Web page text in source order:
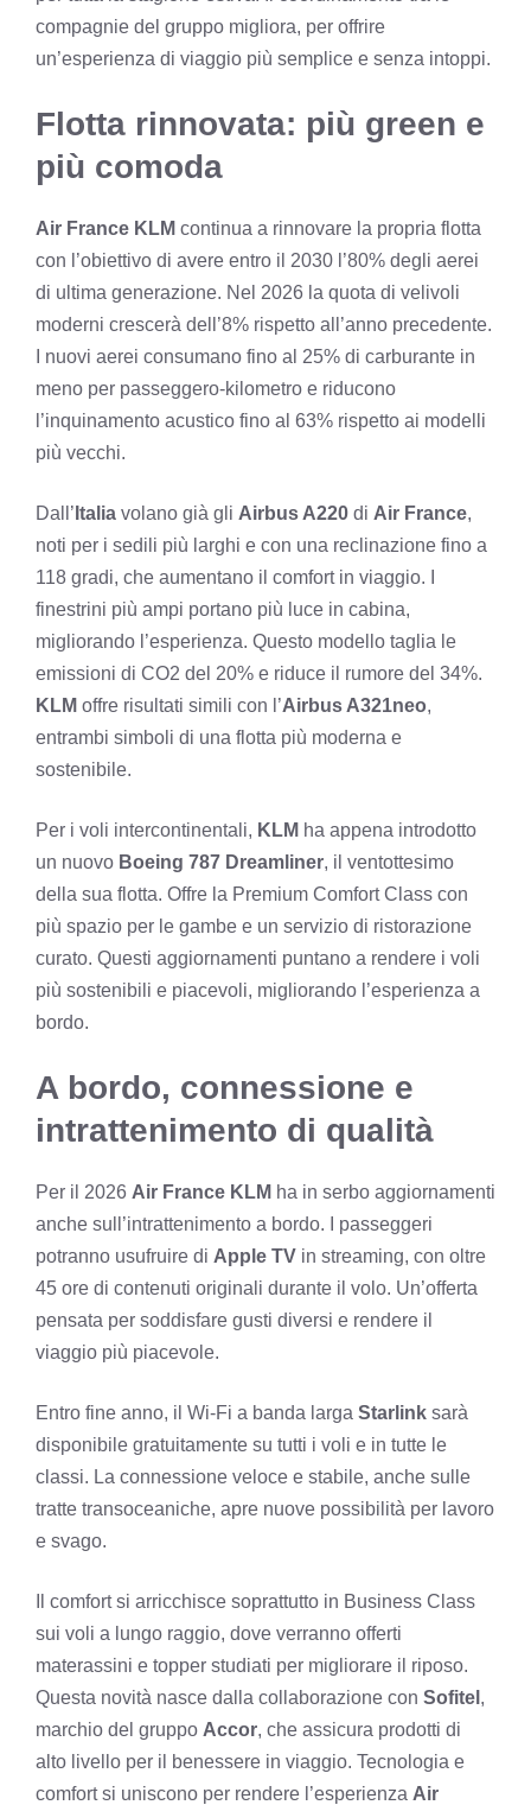
compagnie del gruppo migliora, per offrire
un’esperienza di viaggio più semplice e senza intoppi.
Flotta rinnovata: più green e
più comoda
Air France KLM continua a rinnovare la propria flotta
con l’obiettivo di avere entro il 2030 l’80% degli aerei
di ultima generazione. Nel 2026 la quota di velivoli
moderni crescerà dell’8% rispetto all’anno precedente.
I nuovi aerei consumano fino al 25% di carburante in
meno per passeggero-kilometro e riducono
l’inquinamento acustico fino al 63% rispetto ai modelli
più vecchi.
Dall’ Italia volano già gli Airbus A220 di Air France,
noti per i sedili più larghi e con una reclinazione fino a
118 gradi, che aumentano il comfort in viaggio. I
finestrini più ampi portano più luce in cabina,
migliorando l’esperienza. Questo modello taglia le
emissioni di CO2 del 20% e riduce il rumore del 34%.
KLM offre risultati simili con l’Airbus A321neo,
entrambi simboli di una flotta più moderna e
sostenibile.
Per i voli intercontinentali, KLM ha appena introdotto
un nuovo Boeing 787 Dreamliner, il ventottesimo
della sua flotta. Offre la Premium Comfort Class con
più spazio per le gambe e un servizio di ristorazione
curato. Questi aggiornamenti puntano a rendere i voli
più sostenibili e piacevoli, migliorando l’esperienza a
bordo.
A bordo, connessione e
intrattenimento di qualità
Per il 2026 Air France KLM ha in serbo aggiornamenti
anche sull’intrattenimento a bordo. I passeggeri
potranno usufruire di Apple TV in streaming, con oltre
45 ore di contenuti originali durante il volo. Un’offerta
pensata per soddisfare gusti diversi e rendere il
viaggio più piacevole.
Entro fine anno, il Wi-Fi a banda larga Starlink sarà
disponibile gratuitamente su tutti i voli e in tutte le
classi. La connessione veloce e stabile, anche sulle
tratte transoceaniche, apre nuove possibilità per lavoro
e svago.
Il comfort si arricchisce soprattutto in Business Class
sui voli a lungo raggio, dove verranno offerti
materassini e topper studiati per migliorare il riposo.
Questa novità nasce dalla collaborazione con Sofitel ,
marchio del gruppo Accor, che assicura prodotti di
alto livello per il benessere in viaggio. Tecnologia e
comfort si uniscono per rendere l’esperienza Air